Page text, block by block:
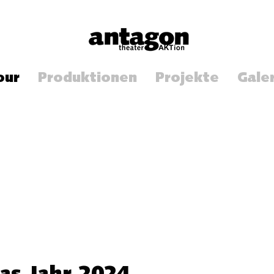
Produktionen Projekte